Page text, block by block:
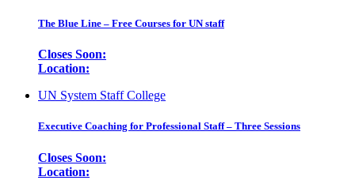
The Blue Line – Free Courses for UN staff
Closes Soon:
Location:
UN System Staff College
Executive Coaching for Professional Staff – Three Sessions
Closes Soon:
Location: